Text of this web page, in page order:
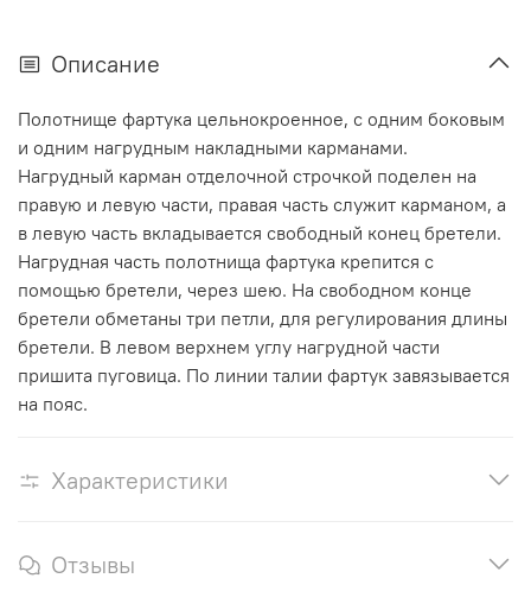
Описание
Полотнище фартука цельнокроенное, с одним боковым
и одним нагрудным накладными карманами.
Нагрудный карман отделочной строчкой поделен на
правую и левую части, правая часть служит карманом, а
в левую часть вкладывается свободный конец бретели.
Нагрудная часть полотнища фартука крепится с
помощью бретели, через шею. На свободном конце
бретели обметаны три петли, для регулирования длины
бретели. В левом верхнем углу нагрудной части
пришита пуговица. По линии талии фартук завязывается
на пояс.
Характеристики
Отзывы